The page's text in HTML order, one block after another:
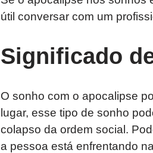
útil conversar com um
Significado
O sonho com o apocalipse
lugar, esse tipo de sonho
colapso da ordem social.
a pessoa está enfrentando